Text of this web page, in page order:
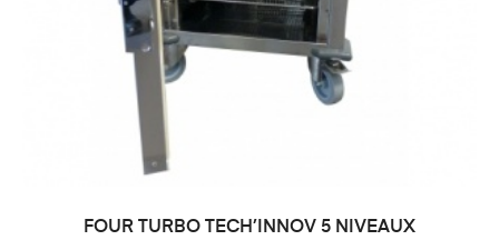
FOUR TURBO TECH’INNOV 5 NIVEAUX